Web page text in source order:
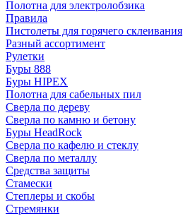
Полотна для электролобзика
Правила
Пистолеты для горячего склеивания
Разный ассортимент
Рулетки
Буры 888
Буры HIPEX
Полотна для сабельных пил
Сверла по дереву
Сверла по камню и бетону
Буры HeadRock
Сверла по кафелю и стеклу
Сверла по металлу
Средства защиты
Стамески
Степлеры и скобы
Стремянки